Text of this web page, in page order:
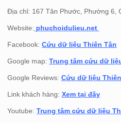
Địa chỉ: 167 Tân Phước, Phường 6,
Website: phuchoidulieu.net
Facebook: Cứu dữ liệu Thiên Tân
Google map: Trung tâm cứu dữ
Google Reviews: Cứu dữ liệu
Link khách hàng: Xem tại đây
Youtube: Trung tâm cứu dữ liệu